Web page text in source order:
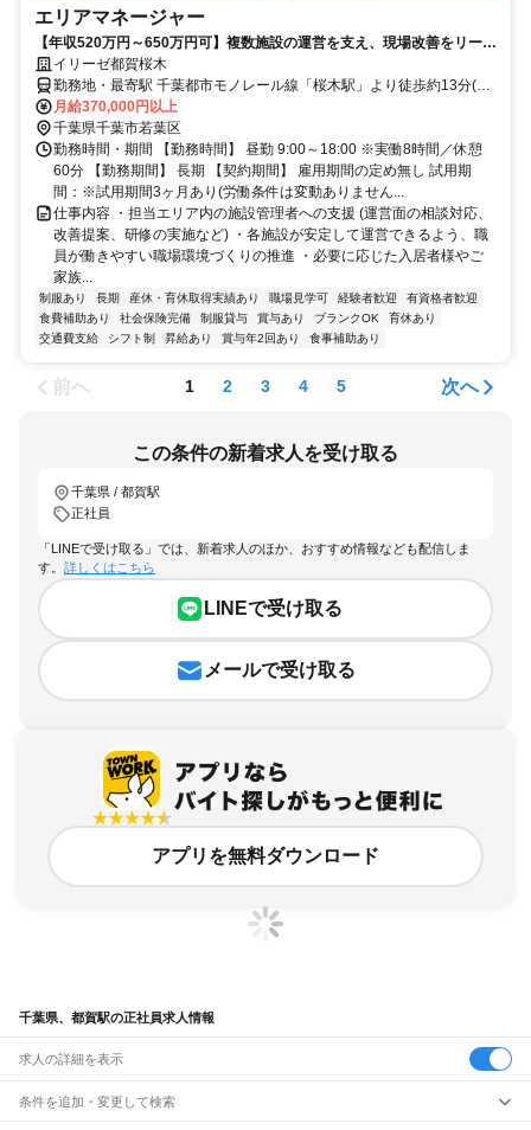
エリアマネージャー
【年収520万円～650万円可】複数施設の運営を支え、現場改善をリード
するポジション
イリーゼ都賀桜木
勤務地・最寄駅 千葉都市モノレール線「桜木駅」より徒歩約13分(約
1.0kｍ) ※車通勤OK
月給370,000円以上
千葉県千葉市若葉区
勤務時間・期間 【勤務時間】 昼勤 9:00～18:00 ※実働8時間／休憩
60分 【勤務期間】 長期 【契約期間】 雇用期間の定め無し 試用期
間：※試用期間3ヶ月あり(労働条件は変動ありません...
仕事内容 ・担当エリア内の施設管理者への支援 (運営面の相談対応、
改善提案、研修の実施など) ・各施設が安定して運営できるよう、職
員が働きやすい職場環境づくりの推進 ・必要に応じた入居者様やご
家族...
制服あり 長期 産休・育休取得実績あり 職場見学可 経験者歓迎
有資格者歓迎
食費補助あり
社会保険完備 制服貸与 賞与あり ブランクOK
育休あり
交通費支給
シフト制 昇給あり 賞与年2回あり 食事補助あり
前へ 1 2 3 4 5 次へ
この条件の新着求人を受け取る
千葉県 / 都賀駅
正社員
「LINEで受け取る」では、新着求人のほか、おすすめ情報なども配信しま
す。 詳しくはこちら
LINEで受け取る
メールで受け取る
アプリを無料ダウンロード
千葉県、都賀駅の正社員求人情報
求人の詳細を表示
条件を追加・変更して検索